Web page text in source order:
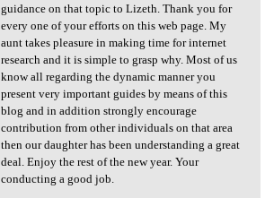
guidance on that topic to Lizeth. Thank you for
every one of your efforts on this web page. My
aunt takes pleasure in making time for internet
research and it is simple to grasp why. Most of us
know all regarding the dynamic manner you
present very important guides by means of this
blog and in addition strongly encourage
contribution from other individuals on that area
then our daughter has been understanding a great
deal. Enjoy the rest of the new year. Your
conducting a good job.